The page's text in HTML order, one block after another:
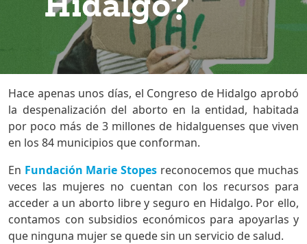
Hace apenas unos días, el Congreso de Hidalgo aprobó
la despenalización del aborto en la entidad, habitada
por poco más de 3 millones de hidalguenses que viven
en los 84 municipios que conforman.
En Fundación Marie Stopes reconocemos que muchas
veces las mujeres no cuentan con los recursos para
acceder a un aborto libre y seguro en Hidalgo. Por ello,
contamos con subsidios económicos para apoyarlas y
que ninguna mujer se quede sin un servicio de salud.